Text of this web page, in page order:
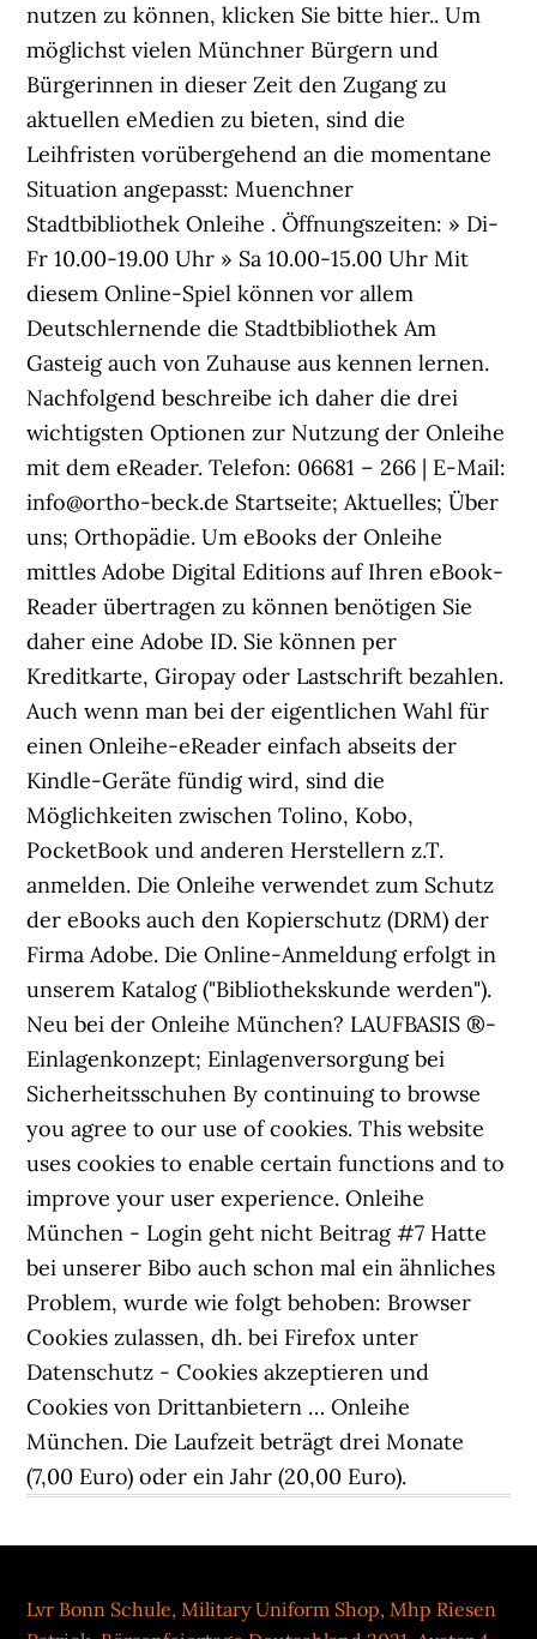
nutzen zu können, klicken Sie bitte hier.. Um
möglichst vielen Münchner Bürgern und
Bürgerinnen in dieser Zeit den Zugang zu
aktuellen eMedien zu bieten, sind die
Leihfristen vorübergehend an die momentane
Situation angepasst: Muenchner
Stadtbibliothek Onleihe . Öffnungszeiten: » Di-
Fr 10.00-19.00 Uhr » Sa 10.00-15.00 Uhr Mit
diesem Online-Spiel können vor allem
Deutschlernende die Stadtbibliothek Am
Gasteig auch von Zuhause aus kennen lernen.
Nachfolgend beschreibe ich daher die drei
wichtigsten Optionen zur Nutzung der Onleihe
mit dem eReader. Telefon: 06681 – 266 | E-Mail:
info@ortho-beck.de Startseite; Aktuelles; Über
uns; Orthopädie. Um eBooks der Onleihe
mittles Adobe Digital Editions auf Ihren eBook-
Reader übertragen zu können benötigen Sie
daher eine Adobe ID. Sie können per
Kreditkarte, Giropay oder Lastschrift bezahlen.
Auch wenn man bei der eigentlichen Wahl für
einen Onleihe-eReader einfach abseits der
Kindle-Geräte fündig wird, sind die
Möglichkeiten zwischen Tolino, Kobo,
PocketBook und anderen Herstellern z.T.
anmelden. Die Onleihe verwendet zum Schutz
der eBooks auch den Kopierschutz (DRM) der
Firma Adobe. Die Online-Anmeldung erfolgt in
unserem Katalog ("Bibliothekskunde werden").
Neu bei der Onleihe München? LAUFBASIS ®-
Einlagenkonzept; Einlagenversorgung bei
Sicherheitsschuhen By continuing to browse
you agree to our use of cookies. This website
uses cookies to enable certain functions and to
improve your user experience. Onleihe
München - Login geht nicht Beitrag #7 Hatte
bei unserer Bibo auch schon mal ein ähnliches
Problem, wurde wie folgt behoben: Browser
Cookies zulassen, dh. bei Firefox unter
Datenschutz - Cookies akzeptieren und
Cookies von Drittanbietern … Onleihe
München. Die Laufzeit beträgt drei Monate
(7,00 Euro) oder ein Jahr (20,00 Euro).
Lvr Bonn Schule,Military Uniform Shop,Mhp Riesen